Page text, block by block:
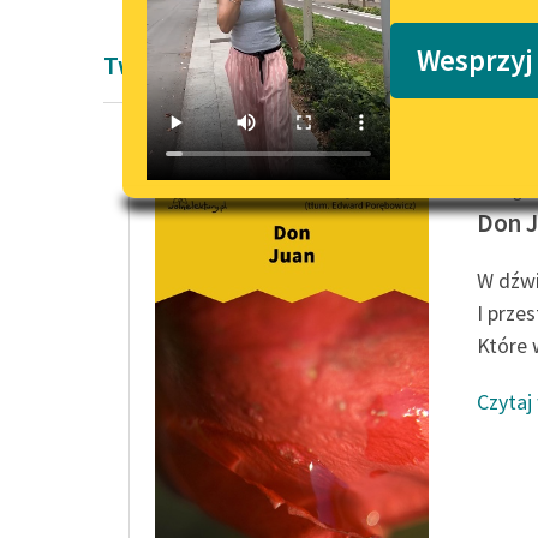
Twórczość Romantyzm George
Don
W
I
Które
Czytaj